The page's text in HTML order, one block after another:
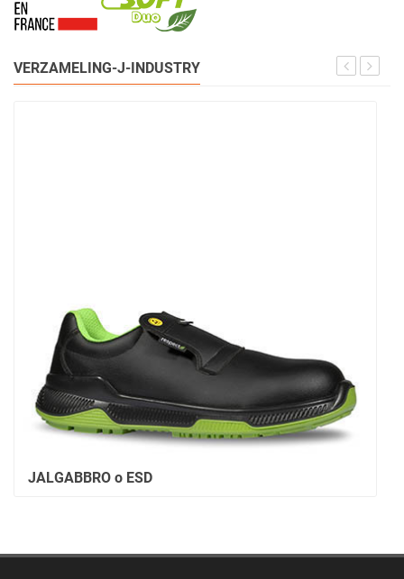
VERZAMELING-J-INDUSTRY
JALGABBRO o ESD